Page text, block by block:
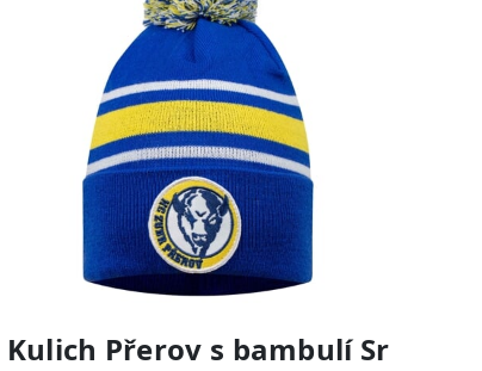
Kulich Přerov s bambulí Sr